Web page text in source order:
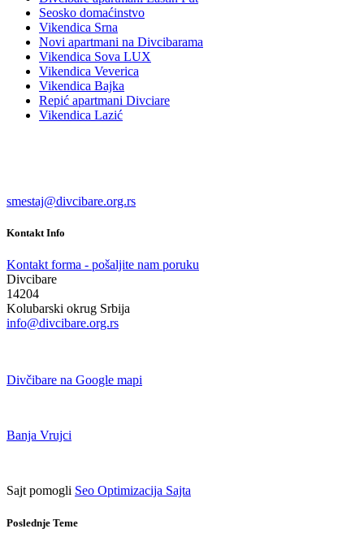
Seosko domaćinstvo
Vikendica Srna
Novi apartmani na Divcibarama
Vikendica Sova LUX
Vikendica Veverica
Vikendica Bajka
Repić apartmani Divciare
Vikendica Lazić
smestaj@divcibare.org.rs
Kontakt Info
Kontakt forma - pošaljite nam poruku
Divcibare
14204
Kolubarski okrug Srbija
info@divcibare.org.rs
Divčibare na Google mapi
Banja Vrujci
Sajt pomogli Seo Optimizacija Sajta
Poslednje Teme